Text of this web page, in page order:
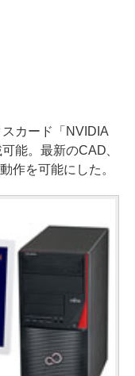
カード「NVIDIA
能。最新のCAD、
作を可能にした。